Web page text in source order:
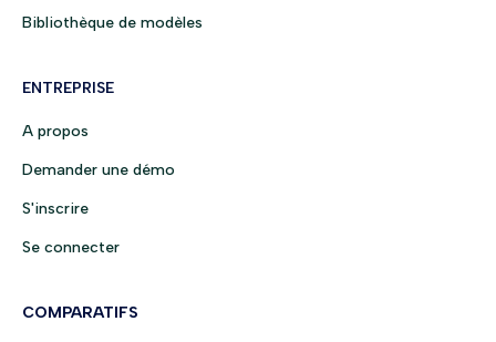
Bibliothèque de modèles
ENTREPRISE
A propos
Demander une démo
S'inscrire
Se connecter
COMPARATIFS